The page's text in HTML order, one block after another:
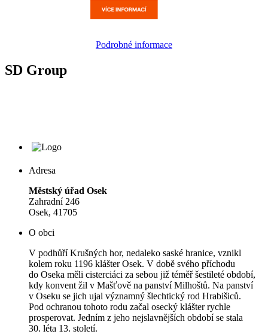
Podrobné informace
SD Group
Adresa
Městský úřad Osek
Zahradní 246
Osek, 41705
O obci
V podhůří Krušných hor, nedaleko saské hranice, vznikl
kolem roku 1196 klášter Osek. V době svého příchodu
do Oseka měli cisterciáci za sebou již téměř šestileté období,
kdy konvent žil v Mašťově na panství Milhoštů. Na panství
v Oseku se jich ujal významný šlechtický rod Hrabišiců.
Pod ochranou tohoto rodu začal osecký klášter rychle
prosperovat. Jedním z jeho nejslavnějších období se stala
30. léta 13. století.